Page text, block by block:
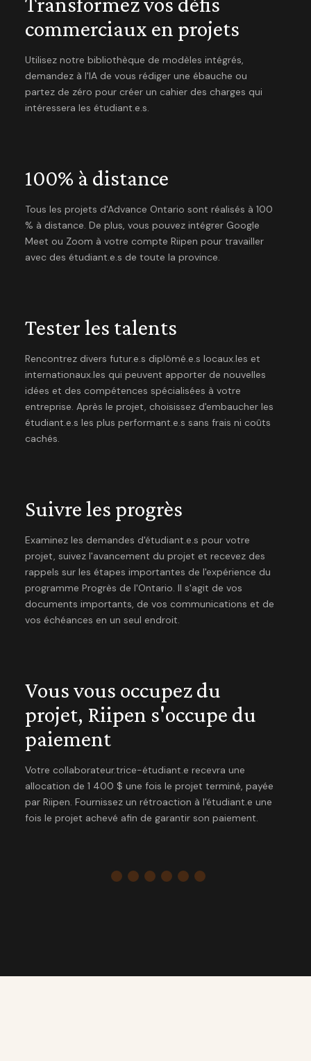
commerciaux en projets
Utilisez notre bibliothèque de modèles intégrés,
demandez à l'IA de vous rédiger une ébauche ou
partez de zéro pour créer un cahier des charges qui
intéressera les étudiant.e.s.
100% à distance
Tous les projets d'Advance Ontario sont réalisés à 100
% à distance. De plus, vous pouvez intégrer Google
Meet ou Zoom à votre compte Riipen pour travailler
avec des étudiant.e.s de toute la province.
Tester les talents
Rencontrez divers futur.e.s diplômé.e.s locaux.les et
internationaux.les qui peuvent apporter de nouvelles
idées et des compétences spécialisées à votre
entreprise. Après le projet, choisissez d'embaucher les
étudiant.e.s les plus performant.e.s sans frais ni coûts
cachés.
Suivre les progrès
Examinez les demandes d'étudiant.e.s pour votre
projet, suivez l'avancement du projet et recevez des
rappels sur les étapes importantes de l'expérience du
programme Progrès de l'Ontario. Il s'agit de vos
documents importants, de vos communications et de
vos échéances en un seul endroit.
Vous vous occupez du
projet, Riipen s'occupe du
paiement
Votre collaborateur.trice-étudiant.e recevra une
allocation de 1 400 $ une fois le projet terminé, payée
par Riipen. Fournissez un rétroaction à l'étudiant.e une
fois le projet achevé afin de garantir son paiement.